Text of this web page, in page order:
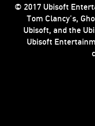
© 2017 Ubisoft
Tom Clancy’s,
Ubisoft, and the
Ubisoft